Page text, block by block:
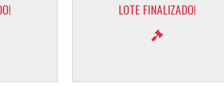
LOTE FINALIZADO!